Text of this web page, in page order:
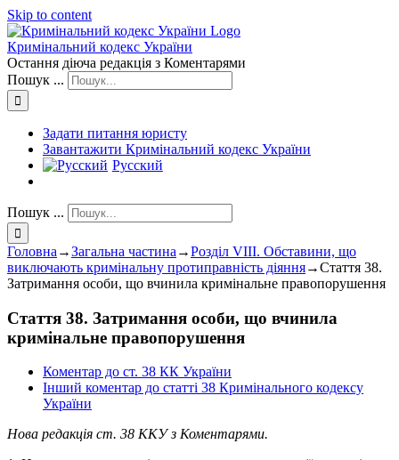
Skip to content
Кримінальний кодекс України
Остання діюча редакція з Коментарями
Пошук ...
Задати питання юристу
Завантажити Кримінальний кодекс України
Русский
Пошук ...
Головна →Загальна частина →Розділ VIII. Обставини, що
виключають кримінальну протиправність діяння→Стаття 38.
Затримання особи, що вчинила кримінальне правопорушення
Стаття 38. Затримання особи, що вчинила
кримінальне правопорушення
Коментар до ст. 38 КК України
Інший коментар до статті 38 Кримінального кодексу
України
Нова редакція ст. 38 ККУ з Коментарями.